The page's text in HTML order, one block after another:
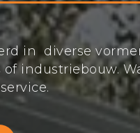
in diverse
industriebouw.